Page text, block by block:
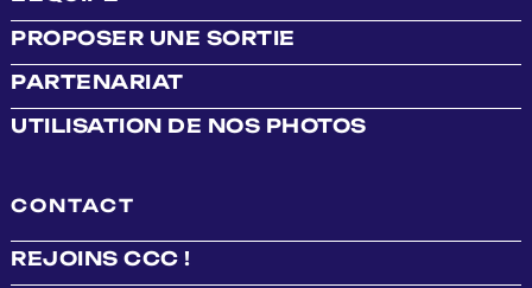
PROPOSER UNE SORTIE
PARTENARIAT
UTILISATION DE NOS PHOTOS
CONTACT
REJOINS CCC !